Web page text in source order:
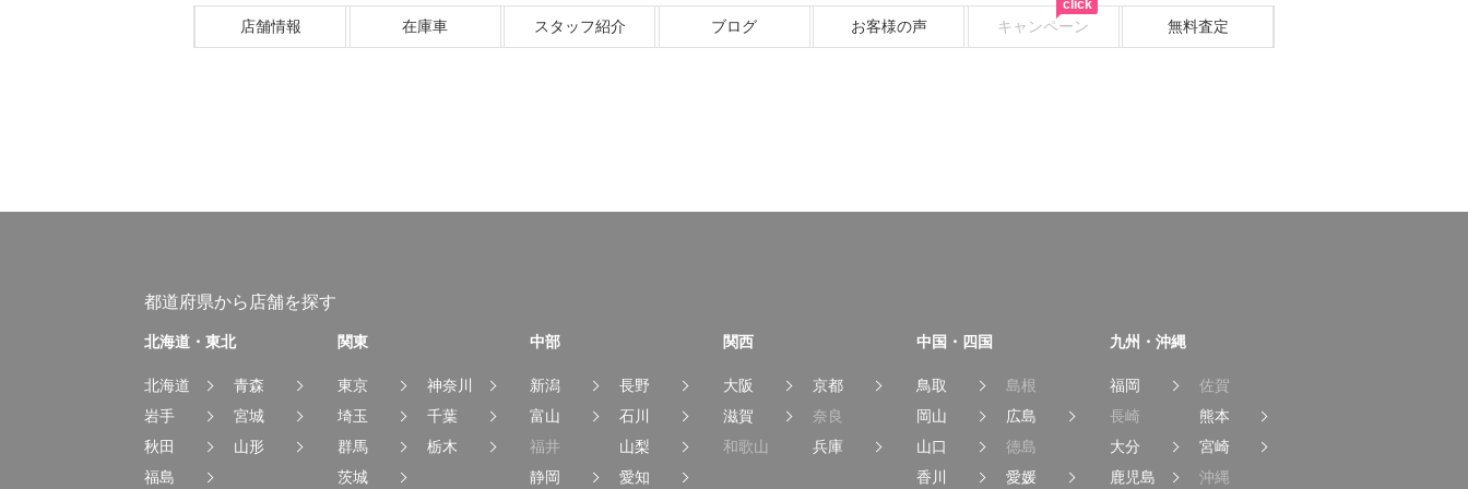
店舗情報 在庫車 スタッフ紹介 ブログ お客様の声 キャンペーン 無料査定
click
都道府県から店舗を探す
北海道・東北
北海道
青森
岩手
宮城
秋田
山形
福島
関東
東京
神奈川
埼玉
千葉
群馬
栃木
茨城
中部
新潟
長野
富山
石川
福井
山梨
静岡
愛知
関西
大阪
京都
滋賀
奈良
和歌山
兵庫
中国・四国
鳥取
島根
岡山
広島
山口
徳島
香川
愛媛
九州・沖縄
福岡
佐賀
長崎
熊本
大分
宮崎
鹿児島
沖縄